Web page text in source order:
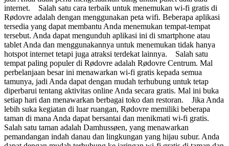
internet. Salah satu cara terbaik untuk menemukan wi-fi gratis di
Rødovre adalah dengan menggunakan peta wifi. Beberapa aplikasi
tersedia yang dapat membantu Anda menemukan tempat-tempat
tersebut. Anda dapat mengunduh aplikasi ini di smartphone atau
tablet Anda dan menggunakannya untuk menemukan tidak hanya
hotspot internet tetapi juga atraksi terdekat lainnya. Salah satu
tempat paling populer di Rødovre adalah Rødovre Centrum. Mal
perbelanjaan besar ini menawarkan wi-fi gratis kepada semua
tamunya, jadi Anda dapat dengan mudah terhubung untuk tetap
diperbarui tentang aktivitas online Anda secara gratis. Mal ini buka
setiap hari dan menawarkan berbagai toko dan restoran. Jika Anda
lebih suka kegiatan di luar ruangan, Rødovre memiliki beberapa
taman di mana Anda dapat bersantai dan menikmati wi-fi gratis.
Salah satu taman adalah Damhussøen, yang menawarkan
pemandangan indah danau dan lingkungan yang hijau subur. Anda